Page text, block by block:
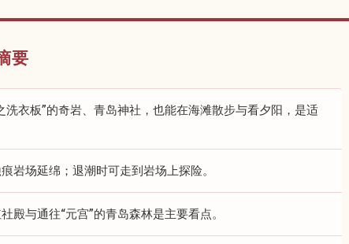
要
衣板”的奇岩、青岛神社，也能在海滩散步与看夕阳，是适
岩场延绵；退潮时可走到岩场上探险。
殿与通往“元宫”的青岛森林是主要看点。